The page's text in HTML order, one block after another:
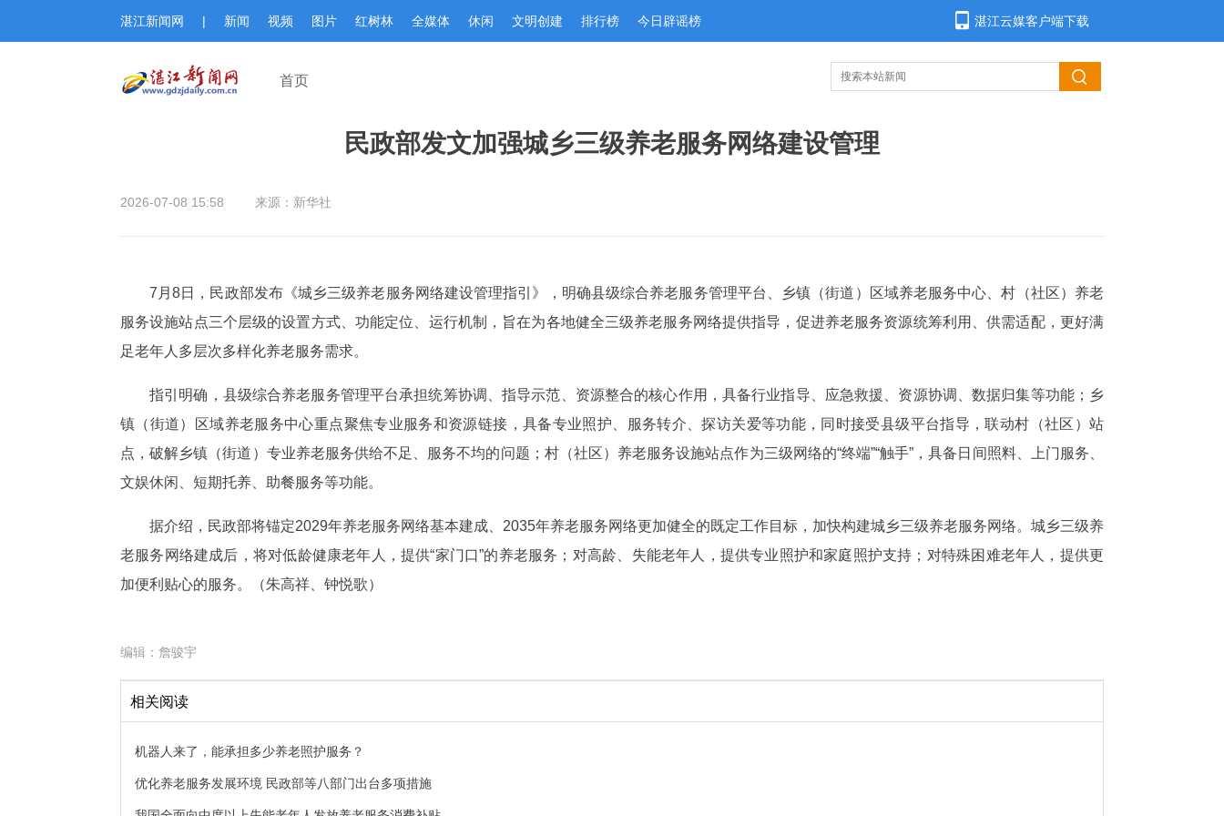
湛江新闻网 | 新闻 视频 图片 红树林 全媒体 休闲 文明创建 排行榜 今日辟谣榜 湛江云媒客户端下载
首页
民政部发文加强城乡三级养老服务网络建设管理
2026-07-08 15:58 来源：新华社
7月8日，民政部发布《城乡三级养老服务网络建设管理指引》，明确县级综合养老服务管理平台、乡镇（街道）区域养老服务中心、村（社区）养老
服务设施站点三个层级的设置方式、功能定位、运行机制，旨在为各地健全三级养老服务网络提供指导，促进养老服务资源统筹利用、供需适配，更好满
足老年人多层次多样化养老服务需求。
指引明确，县级综合养老服务管理平台承担统筹协调、指导示范、资源整合的核心作用，具备行业指导、应急救援、资源协调、数据归集等功能；乡
镇（街道）区域养老服务中心重点聚焦专业服务和资源链接，具备专业照护、服务转介、探访关爱等功能，同时接受县级平台指导，联动村（社区）站
点，破解乡镇（街道）专业养老服务供给不足、服务不均的问题；村（社区）养老服务设施站点作为三级网络的“终端”“触手”，具备日间照料、上门服务、
文娱休闲、短期托养、助餐服务等功能。
据介绍，民政部将锚定2029年养老服务网络基本建成、2035年养老服务网络更加健全的既定工作目标，加快构建城乡三级养老服务网络。城乡三级养
老服务网络建成后，将对低龄健康老年人，提供“家门口”的养老服务；对高龄、失能老年人，提供专业照护和家庭照护支持；对特殊困难老年人，提供更
加便利贴心的服务。（朱高祥、钟悦歌）
编辑： 詹骏宇
相关阅读
机器人来了，能承担多少养老照护服务？
优化养老服务发展环境 民政部等八部门出台多项措施